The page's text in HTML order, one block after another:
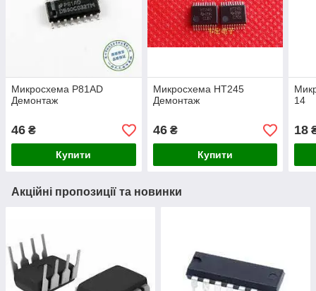
Микросхема P81AD
Демонтаж
46 ₴
Купити
Микросхема HT245
Демонтаж
46₴
Купити
14
18
Акційні пропозиції та новинки